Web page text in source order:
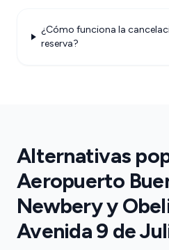
¿Cómo funciona la
reserva?
Alternativas
Aeropuerto
Newbery y
Avenida 9 de